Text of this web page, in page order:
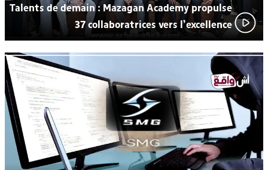
Talents de demain : Mazagan Academy propulse
37 collaboratrices vers l’excellence